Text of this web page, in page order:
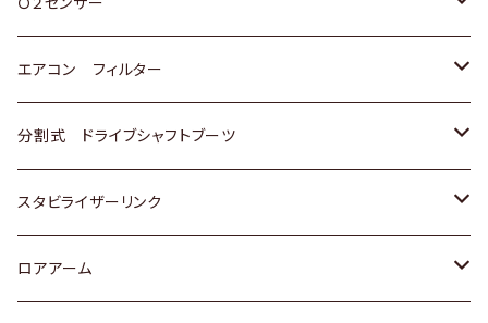
スバル
マツダ
三菱
スバル
三菱
スバル
スズキ
日産
いすゞ
ダイハツ
トヨタ
ホンダ
スズキ
日産
エアコン フィルター
トヨタ
ホンダ
スズキ
分割式 ドライブシャフトブーツ
トヨタ
ホンダ
スタビライザーリンク
トヨタ
ロアアーム